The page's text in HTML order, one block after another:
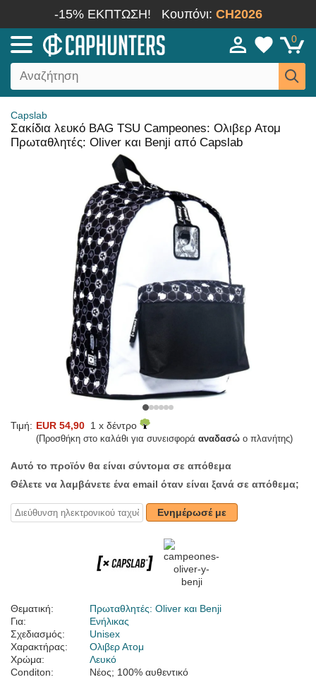
-15% ΕΚΠΤΩΣΗ! Κουπόνι: CH2026
0
Capslab
Σακίδια λευκό BAG TSU Campeones: Ολιβερ Ατομ
Πρωταθλητές: Oliver και Benji από Capslab
Τιμή: EUR 54,90 1 x δέντρο
(Προσθήκη στο καλάθι για συνεισφορά αναδασώ ο πλανήτης)
Αυτό το προϊόν θα είναι σύντομα σε απόθεμα
Θέλετε να λαμβάνετε ένα email όταν είναι ξανά σε απόθεμα;
Ενημέρωσέ με
Θεματική:
Πρωταθλητές: Oliver και Benji
Για:
Ενήλικας
Σχεδιασμός:
Unisex
Χαρακτήρας:
Ολιβερ Ατομ
Χρώμα:
Λευκό
Conditon:
Νέος; 100% αυθεντικό